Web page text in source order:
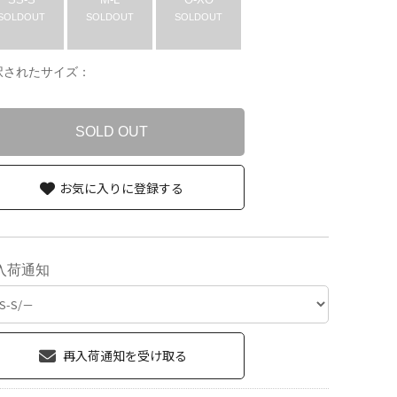
SOLDOUT SOLDOUT
れたサイズ：
SOLD OUT
荷通知
お気に入りに登録する